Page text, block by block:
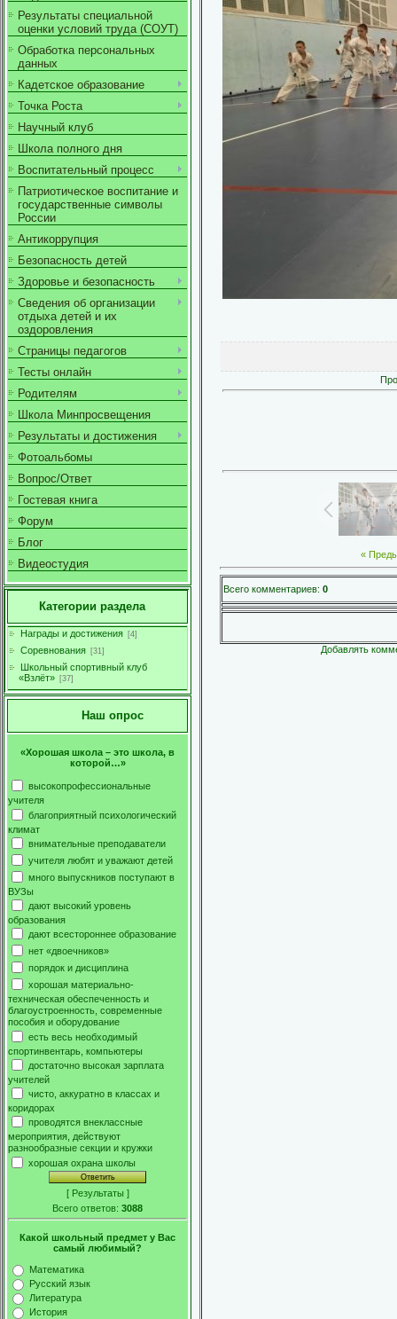
Результаты специальной
оценки условий труда (СОУТ)
Обработка персональных
данных
Кадетское образование
Точка Роста
Научный клуб
Школа полного дня
Воспитательный процесс
Патриотическое воспитание и
государственные символы
России
Антикоррупция
Безопасность детей
Здоровье и безопасность
Сведения об организации
отдыха детей и их
оздоровления
Страницы педагогов
Тесты онлайн
Родителям
Школа Минпросвещения
Результаты и достижения
Фотоальбомы
Вопрос/Ответ
Гостевая книга
Форум
Блог
Видеостудия
Категории раздела
Награды и достижения [4]
Соревнования [31]
Школьный спортивный клуб
«Взлёт» [37]
Наш опрос
«Хорошая школа – это школа, в
которой…»
высокопрофессиональные
учителя
благоприятный психологический
климат
внимательные преподаватели
учителя любят и уважают детей
много выпускников поступают в
ВУЗы
дают высокий уровень
образования
дают всестороннее образование
нет «двоечников»
порядок и дисциплина
хорошая материально-
техническая обеспеченность и
благоустроенность, современные
пособия и оборудование
есть весь необходимый
спортинвентарь, компьютеры
достаточно высокая зарплата
учителей
чисто, аккуратно в классах и
коридорах
проводятся внеклассные
мероприятия, действуют
разнообразные секции и кружки
хорошая охрана школы
[ Результаты ]
Всего ответов: 3088
Какой школьный предмет у Вас
самый любимый?
Математика
Русский язык
Литература
История
«
Всего комментариев: 0
Добавлять